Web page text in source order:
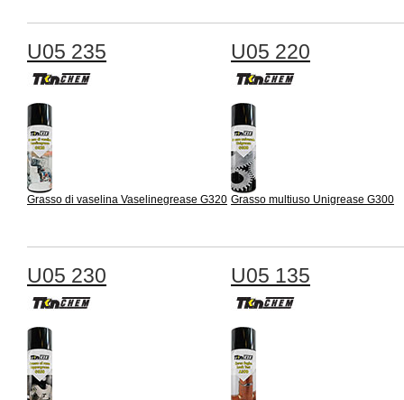
U05 235
Grasso di vaselina Vaselinegrease G320
U05 220
Grasso multiuso Unigrease G300
U05 230 U05 135